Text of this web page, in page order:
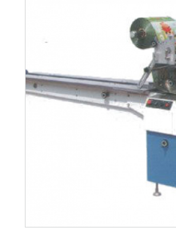
АВТОМАТ DS-450
1 803 280RUB
Горизонтальный
используется для
товаров, включая